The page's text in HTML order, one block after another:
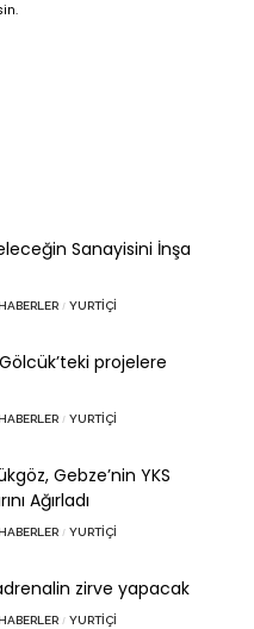
Sanayisini İnşa
YURTIÇI
projelere
YURTIÇI
Gebze’nin YKS
Ağırladı
YURTIÇI
zirve yapacak
YURTIÇI